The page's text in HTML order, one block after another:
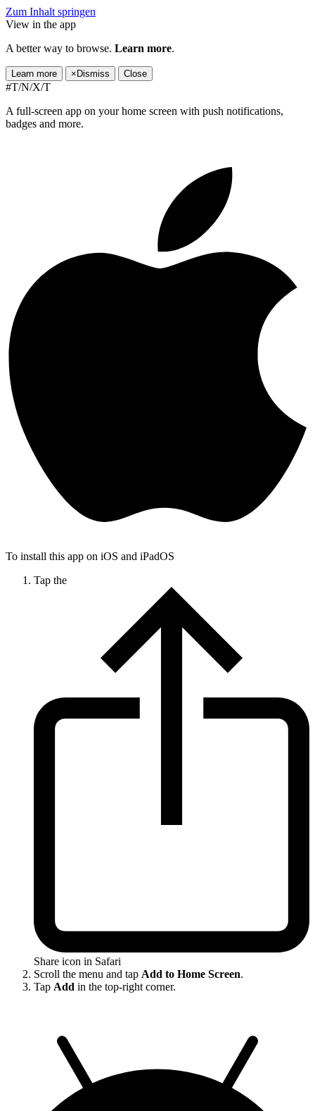
Zum Inhalt springen
View in the app
A better way to browse. Learn more.
Learn more × Dismiss Close
#T/N/X/T
A full-screen app on your home screen with push notifications,
badges and more.
To install this app on iOS and iPadOS
Tap the
Share icon in Safari
Scroll the menu and tap Add to Home Screen.
Tap Add in the top-right corner.